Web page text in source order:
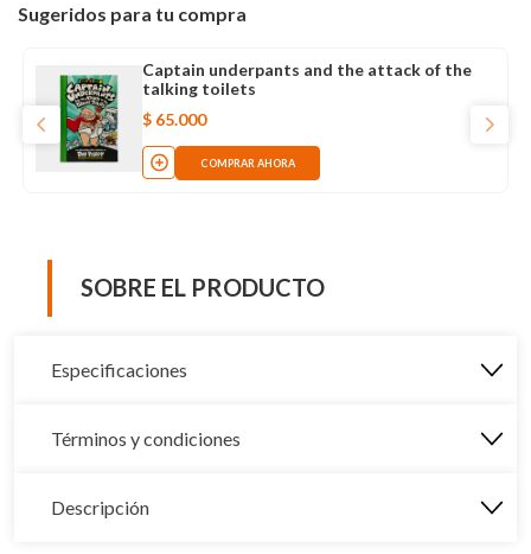
Sugeridos para tu compra
Captain underpants and the attack of the
talking toilets
$ 65.000
COMPRAR AHORA
SOBRE EL PRODUCTO
Especificaciones
Términos y condiciones
Descripción